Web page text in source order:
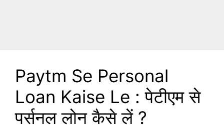
Paytm Se Personal
Loan Kaise Le : पेटीएम से
पर्सनल लोन कैसे लें ?